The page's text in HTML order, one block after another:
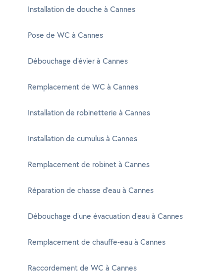
Installation de douche à Cannes
Pose de WC à Cannes
Débouchage d'évier à Cannes
Remplacement de WC à Cannes
Installation de robinetterie à Cannes
Installation de cumulus à Cannes
Remplacement de robinet à Cannes
Réparation de chasse d'eau à Cannes
Débouchage d'une évacuation d'eau à Cannes
Remplacement de chauffe-eau à Cannes
Raccordement de WC à Cannes